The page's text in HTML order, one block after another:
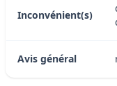
Inconvénient(s)
Avis général